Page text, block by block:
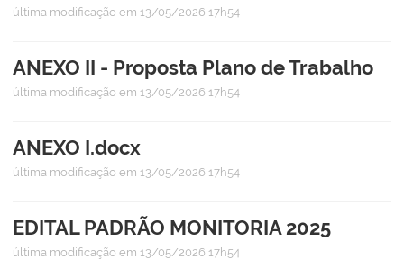
última modificação em 13/05/2026 17h54
ANEXO II - Proposta Plano de Trabalho
última modificação em 13/05/2026 17h54
ANEXO I.docx
última modificação em 13/05/2026 17h54
EDITAL PADRÃO MONITORIA 2025
última modificação em 13/05/2026 17h54